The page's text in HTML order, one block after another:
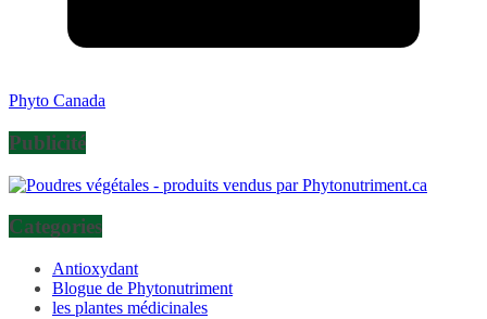
Phyto Canada
Publicité
Categories
Antioxydant
Blogue de Phytonutriment
les plantes médicinales